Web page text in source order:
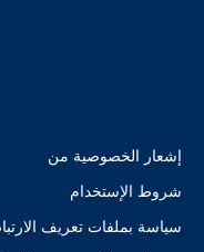
إشعار الخصوصية من
شروط الإستخدام
سياسة بملفات تعريف